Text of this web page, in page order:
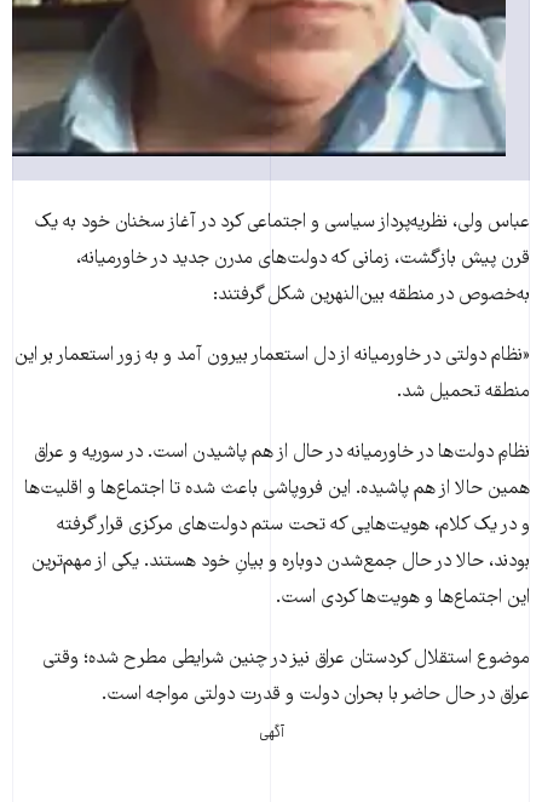
عباس ولی، نظریه‌پرداز سیاسی و اجتماعی کرد در آغاز سخنان خود به یک
قرن پیش بازگشت، زمانی که دولت‌های مدرن جدید در خاورمیانه،
به‌خصوص در منطقه بین‌النهرین شکل گرفتند:
«نظام دولتی در خاورمیانه از دل استعمار بیرون آمد و به زور استعمار بر این
منطقه تحمیل شد.
نظامِ دولت‌ها در خاورمیانه در حال از هم پاشیدن است. در سوریه و عراق
همین حالا از هم پاشیده. این فروپاشی باعث شده تا اجتماع‌ها و اقلیت‌ها
و در یک کلام، هویت‌هایی که تحت ستم دولت‌های مرکزی قرار گرفته
بودند، حالا در حال جمع‌شدن دوباره و بیانِ خود هستند. یکی از مهم‌ترین
این اجتماع‌ها و هویت‌ها کردی است.
موضوع استقلال کردستان عراق نیز در چنین شرایطی مطرح شده؛ وقتی
عراق در حال حاضر با بحران دولت و قدرت دولتی مواجه است.
آگهی